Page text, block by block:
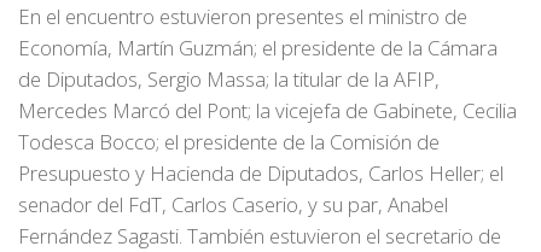
En el encuentro estuvieron presentes el ministro de
Economía, Martín Guzmán; el presidente de la Cámara
de Diputados, Sergio Massa; la titular de la AFIP,
Mercedes Marcó del Pont; la vicejefa de Gabinete, Cecilia
Todesca Bocco; el presidente de la Comisión de
Presupuesto y Hacienda de Diputados, Carlos Heller; el
senador del FdT, Carlos Caserio, y su par, Anabel
Fernández Sagasti. También estuvieron el secretario de